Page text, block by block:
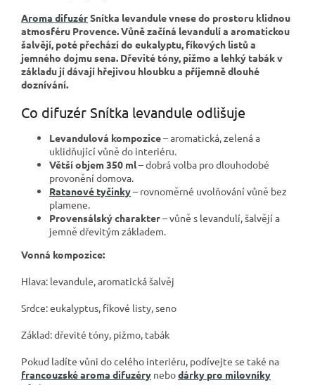
Aroma difuzérSnítka levandule vnese do prostoru klidnou
atmosféru Provence. Vůně začíná levandulí a aromatickou
šalvějí, poté přechází do eukalyptu, fíkových listů a
jemného dojmu sena. Dřevité tóny, pižmo a lehký tabák v
základu jí dávají hřejivou hloubku a příjemně dlouhé
doznívání.
Co difuzér Snítka levandule odlišuje
Levandulová kompozice– aromatická, zelená a
uklidňující vůně do interiéru.
Větší objem 350 ml– dobrá volba pro dlouhodobé
provonění domova.
Ratanové tyčinky– rovnoměrné uvolňování vůně bez
plamene.
Provensálský charakter– vůně s levandulí, šalvějí a
jemně dřevitým základem.
Vonná kompozice:
Hlava: levandule, aromatická šalvěj
Srdce: eukalyptus, fíkové listy, seno
Základ: dřevité tóny, pižmo, tabák
Pokud ladíte vůni do celého interiéru, podívejte se také na
francouzské aroma difuzéry nebodárky pro milovníky